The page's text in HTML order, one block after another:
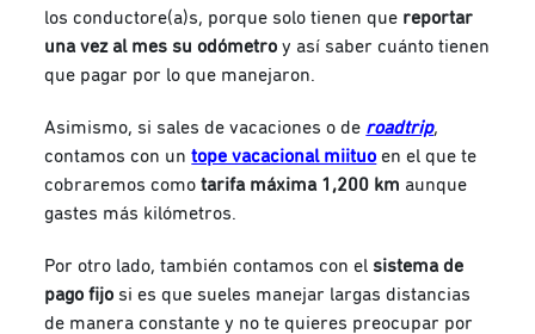
los conductore(a)s, porque solo tienen que reportar
una vez al mes su odómetro y así saber cuánto tienen
que pagar por lo que manejaron.
Asimismo, si sales de vacaciones o de roadtrip,
contamos con untope vacacional miituo en el que te
cobraremos comotarifa máxima 1,200 km aunque
gastes más kilómetros.
Por otro lado, también contamos con elsistema de
pago fijosi es que sueles manejar largas distancias
de manera constante y no te quieres preocupar por